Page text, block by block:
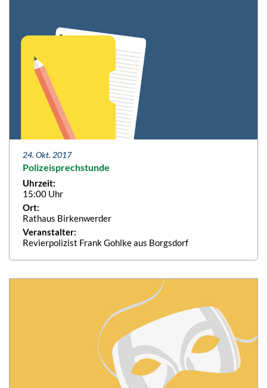
24. Okt. 2017
Polizeisprechstunde
Uhrzeit:
15:00 Uhr
Ort:
Rathaus Birkenwerder
Veranstalter:
Revierpolizist Frank Gohlke aus Borgsdorf